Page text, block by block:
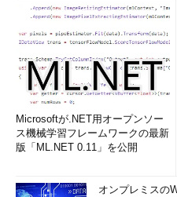
Microsoftが.NET用オープンソー
ス機械学習フレームワークの最新
版「ML.NET 0.11」を公開
オンプレミスの